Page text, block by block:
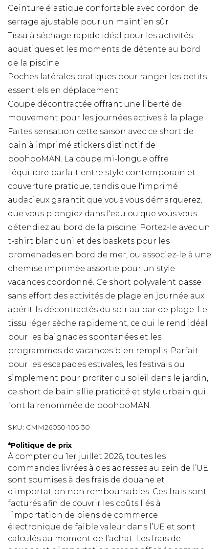
Ceinture élastique confortable avec cordon de
serrage ajustable pour un maintien sûr
Tissu à séchage rapide idéal pour les activités
aquatiques et les moments de détente au bord
de la piscine
Poches latérales pratiques pour ranger les petits
essentiels en déplacement
Coupe décontractée offrant une liberté de
mouvement pour les journées actives à la plage
Faites sensation cette saison avec ce short de
bain à imprimé stickers distinctif de
boohooMAN. La coupe mi-longue offre
l'équilibre parfait entre style contemporain et
couverture pratique, tandis que l'imprimé
audacieux garantit que vous vous démarquerez,
que vous plongiez dans l'eau ou que vous vous
détendiez au bord de la piscine. Portez-le avec un
t-shirt blanc uni et des baskets pour les
promenades en bord de mer, ou associez-le à une
chemise imprimée assortie pour un style
vacances coordonné. Ce short polyvalent passe
sans effort des activités de plage en journée aux
apéritifs décontractés du soir au bar de plage. Le
tissu léger sèche rapidement, ce qui le rend idéal
pour les baignades spontanées et les
programmes de vacances bien remplis. Parfait
pour les escapades estivales, les festivals ou
simplement pour profiter du soleil dans le jardin,
ce short de bain allie praticité et style urbain qui
font la renommée de boohooMAN.
SKU: CMM26050-105-30
*Politique de prix
À compter du 1er juillet 2026, toutes les
commandes livrées à des adresses au sein de l’UE
sont soumises à des frais de douane et
d’importation non remboursables. Ces frais sont
facturés afin de couvrir les coûts liés à
l’importation de biens de commerce
électronique de faible valeur dans l’UE et sont
calculés au moment de l’achat. Les frais de